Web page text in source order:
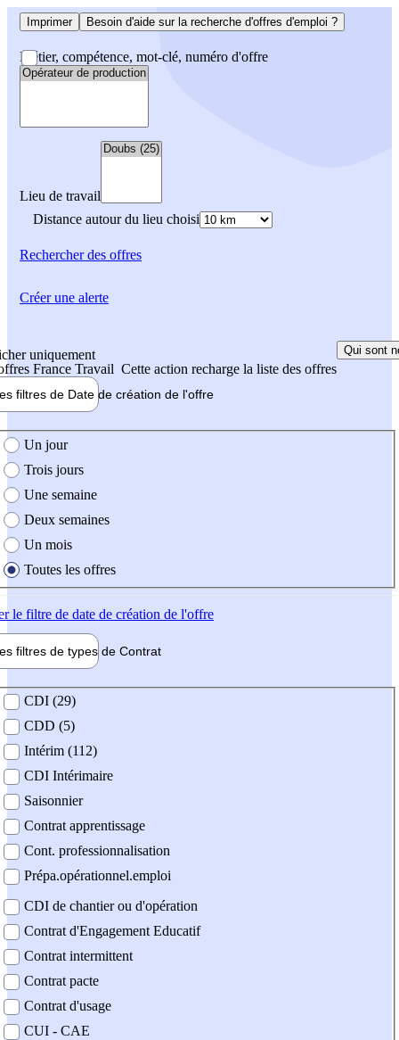
Imprimer Besoin d'aide sur la recherche d'offres d'emploi ?
Métier, compétence, mot-clé, numéro d'offre
Lieu de travail
Distance autour du lieu choisi
Rechercherdes offres
uniquement
France Travail Cette action recharge la liste des offres
Qui sont
filtres de Date de création de l'offre
création de l'offre
Un jour
Trois jours
Une semaine
Deux semaines
Un mois
Toutes les offres
le filtre de date de création de l'offre
filtres de types de Contrat
contrat
CDI (29)
CDD (5)
Intérim (112)
CDI Intérimaire
Saisonnier
Contrat apprentissage
Cont. professionnalisation
Prépa.opérationnel.emploi
CDI de chantier ou d'opération
Contrat d'Engagement Educatif
Contrat intermittent
Contrat pacte
Contrat d'usage
CUI - CAE
Créer une alerte